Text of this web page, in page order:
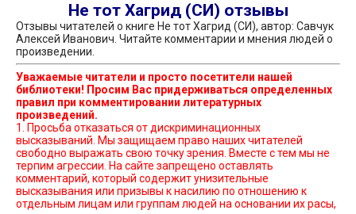
Не тот Хагрид (СИ) отзывы
Отзывы читателей о книге Не тот Хагрид (СИ), автор: Савчук
Алексей Иванович. Читайте комментарии и мнения людей о
произведении.
Уважаемые читатели и просто посетители нашей
библиотеки! Просим Вас придерживаться определенных
правил при комментировании литературных
произведений.
1. Просьба отказаться от дискриминационных
высказываний. Мы защищаем право наших читателей
свободно выражать свою точку зрения. Вместе с тем мы не
терпим агрессии. На сайте запрещено оставлять
комментарий, который содержит унизительные
высказывания или призывы к насилию по отношению к
отдельным лицам или группам людей на основании их расы,